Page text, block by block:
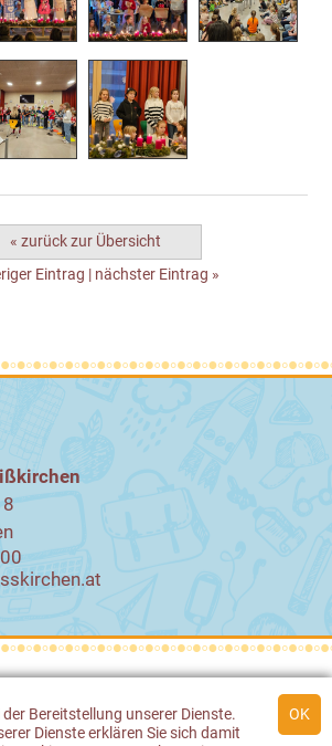
der Bereitstellung unserer Dienste.
Dienste erklären Sie sich damit
« zurück zur Übersicht
Eintrag | nächster Eintrag »
Volksschule Weißkirchen
Gössler & Sailer